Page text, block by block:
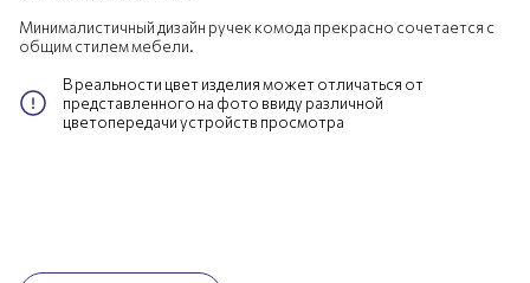
Минималистичный дизайн ручек комода прекрасно сочетается с
общим стилем мебели.
В реальности цвет изделия может отличаться от
представленного на фото ввиду различной
цветопередачи устройств просмотра